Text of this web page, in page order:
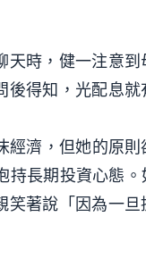
時，健一注意
得知，光配息就
濟，但她的原則
持長期投資心態
著說「因為一